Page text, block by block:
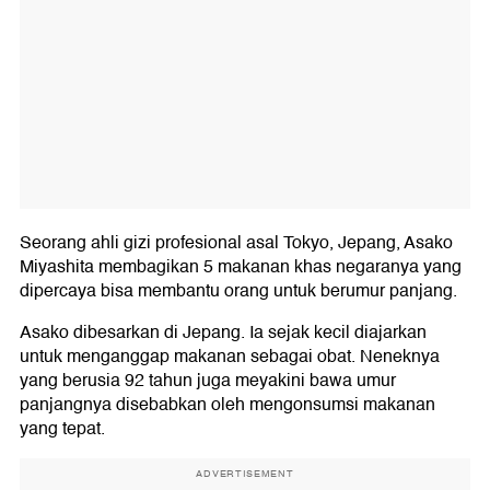
Seorang ahli gizi profesional asal Tokyo, Jepang, Asako
Miyashita membagikan 5 makanan khas negaranya yang
dipercaya bisa membantu orang untuk berumur panjang.
Asako dibesarkan di Jepang. Ia sejak kecil diajarkan
untuk menganggap makanan sebagai obat. Neneknya
yang berusia 92 tahun juga meyakini bawa umur
panjangnya disebabkan oleh mengonsumsi makanan
yang tepat.
ADVERTISEMENT